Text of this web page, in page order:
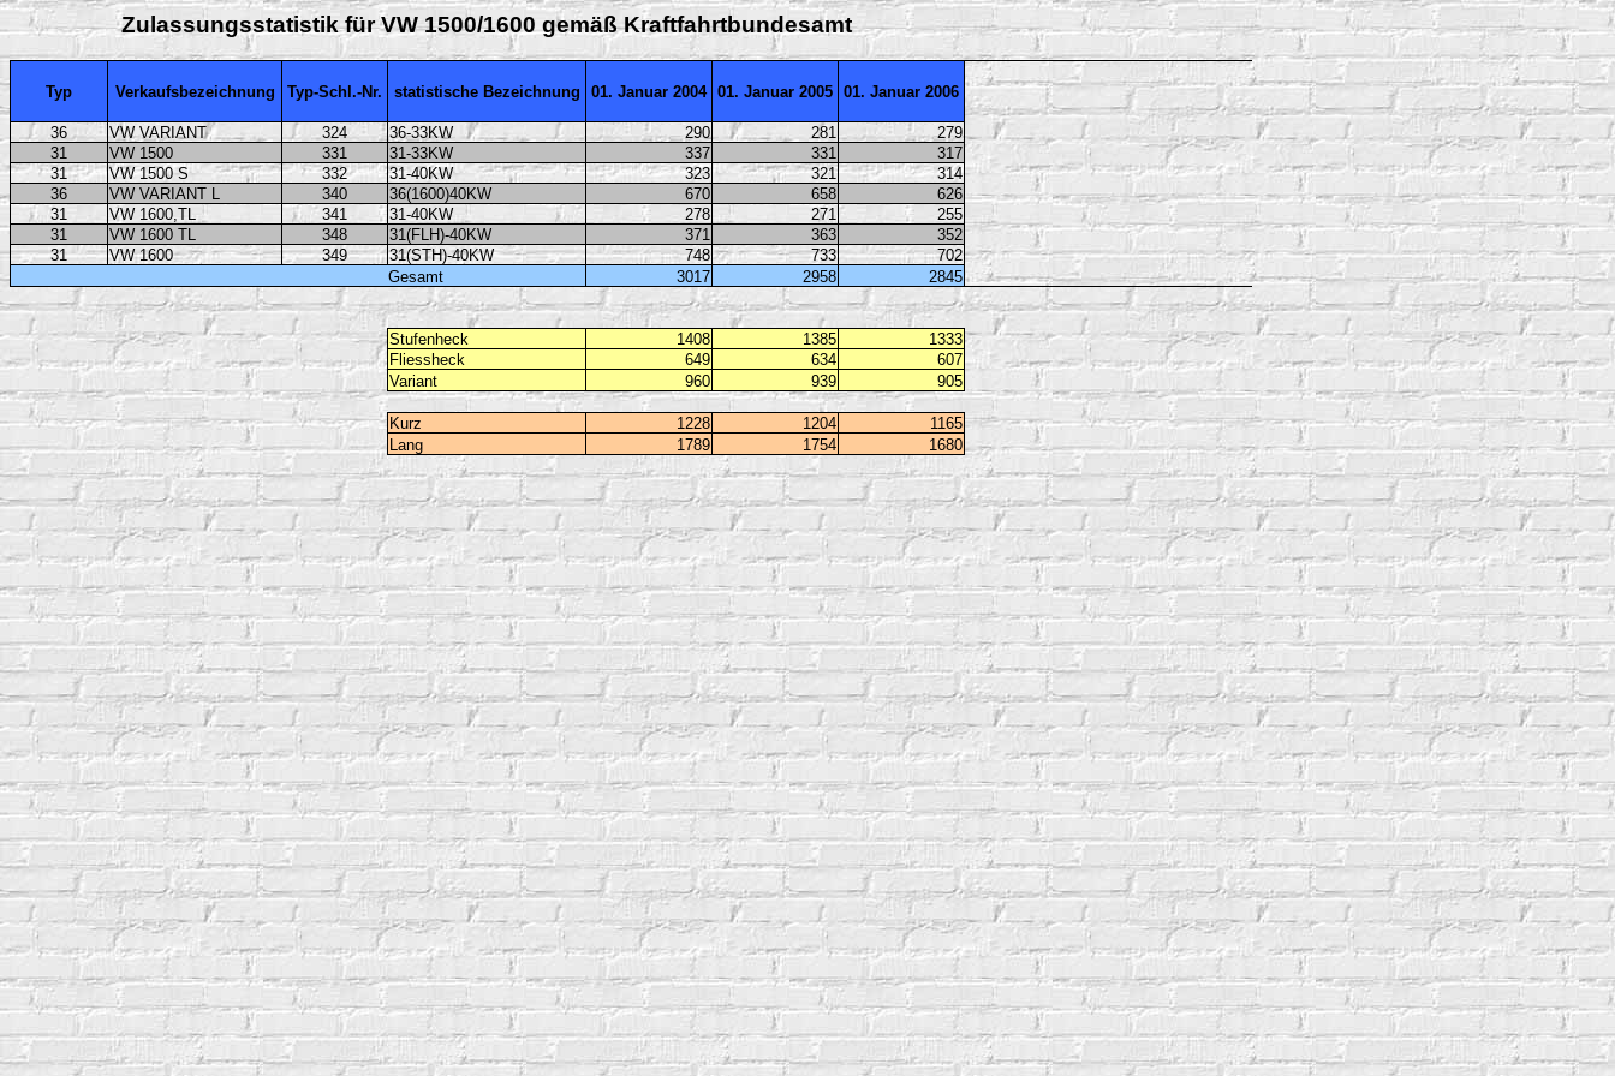
Zulassungsstatistik für VW 1500/1600 gemäß Kraftfahrtbundesamt
Typ Verkaufsbezeichnung Typ-Schl.-Nr. statistische Bezeichnung 01. Januar 2004 01. Januar 2005 01. Januar 2006
36 VW VARIANT 324 36-33KW 290 281
279
31
VW 1500 331 31-33KW 337 331
317
31
VW 1500 S 332 31-40KW 323 321
314
36
VW VARIANT L 340 36(1600)40KW 670 658
626
31
VW 1600,TL 341 31-40KW 278 271
255
31
VW 1600 TL 348 31(FLH)-40KW 371 363
352
31
VW 1600 349 31(STH)-40KW 748 733
702
Gesamt
3017 2958 2845
Stufenheck 1408 1385
1333
Fliessheck
649 634
607
Variant
960 939 905
Kurz 1228 1204
1165
Lang
1789 1754 1680